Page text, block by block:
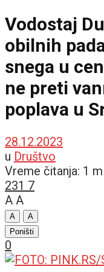
Vodostaj
obilnih
snega u
ne preti
poplava u
28.12.2023
u Društvo
Vreme čitanja: 1
231 7
A A
A
A
Poništi
0